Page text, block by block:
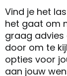
Vind je het
het gaat om
graag advies
door om te
opties voor
aan jouw